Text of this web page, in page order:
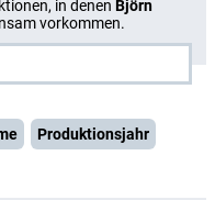
in denen Björn
vorkommen.
Produktionsjahr